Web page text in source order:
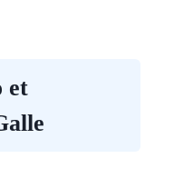
et